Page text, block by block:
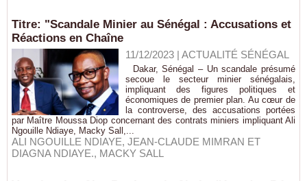
Titre: "Scandale Minier au Sénégal : Accusations et
Réactions en Chaîne
11/12/2023| ACTUALITÉ SÉNÉGAL
Dakar, Sénégal – Un scandale présumé
secoue le secteur minier sénégalais,
impliquant des figures politiques et
économiques de premier plan. Au cœur de
la controverse, des accusations portées
par Maître Moussa Diop concernant des contrats miniers impliquant Ali
Ngouille Ndiaye, Macky Sall,...
ALI NGOUILLE NDIAYE, JEAN-CLAUDE MIMRAN ET
DIAGNA NDIAYE., MACKY SALL